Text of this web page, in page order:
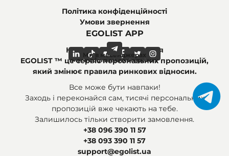
Політика конфіденційності
Умови звернення
EGOLIST APP
Найпоширеніші питання
Ми в соціальних мережах
Ми в месенджерах
EGOLIST ™ це сервіс персональних пропозицій,
який змінює правила ринкових відносин.
Все може бути навпаки!
Заходь і переконайся сам, тисячі персональних
пропозицій вже чекають на тебе.
Залишилось тільки створити замовлення.
+38 096 390 11 57
+38 093 390 11 57
support@egolist.ua